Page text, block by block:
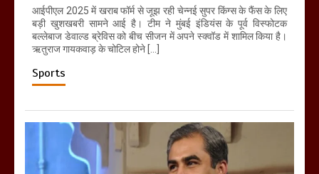
आईपीएल 2025 में खराब फॉर्म से जूझ रही चेन्नई सुपर किंग्स के फैंस के लिए
बड़ी खुशखबरी सामने आई है। टीम ने मुंबई इंडियंस के पूर्व विस्फोटक
बल्लेबाज डेवाल्ड ब्रेविस को बीच सीजन में अपने स्क्वॉड में शामिल किया है।
ऋतुराज गायकवाड़ के चोटिल होने […]
Sports